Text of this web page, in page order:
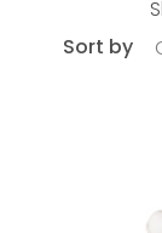
Sort by